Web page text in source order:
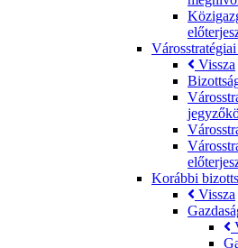
Vissza
Korábbi
Vissza